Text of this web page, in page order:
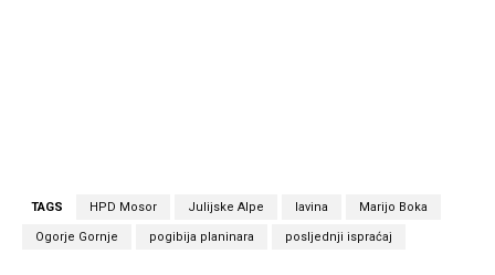
TAGS HPD Mosor Julijske Alpe lavina Marijo Boka
Ogorje Gornje pogibija planinara posljednji ispraćaj